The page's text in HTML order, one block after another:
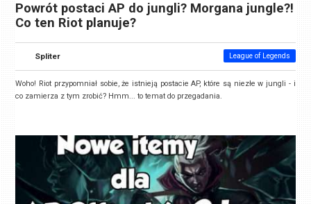
Powrót postaci AP do jungli? Morgana jungle?!
Co ten Riot planuje?
Spliter League of Legends
Woho! Riot przypomniał sobie, że istnieją postacie AP, które są niezłe w jungli - i
co zamierza z tym zrobić? Hmm... to temat do przegadania.